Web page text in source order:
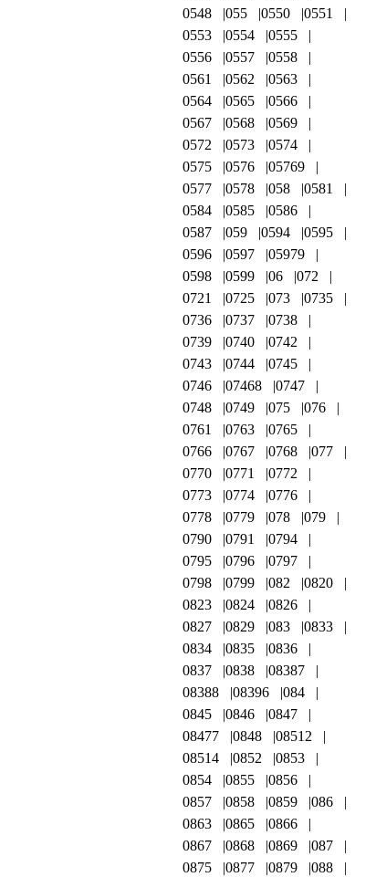
0548
055 0550
0551
0553
0554
0555
0556
0557
0558
0561
0562
0563
0564
0565
0566
0567
0568
0569
0572
0573
0574
0575
0576
05769
0577
0578 058
0581
0584
0585
0586
0587
059 0594
0595
0596
0597
05979
0598
0599 06
072
0721
0725 073
0735
0736
0737
0738
0739
0740
0742
0743
0744
0745
0746
07468
0747
0748
0749 075
076
0761
0763
0765
0766
0767 0768
077
0770
0771
0772
0773
0774
0776
0778
0779 078
079
0790
0791
0794
0795
0796
0797
0798
0799 082
0820
0823
0824
0826
0827
0829 083
0833
0834
0835
0836
0837
0838
08387
08388
08396
084
0845
0846
0847
08477
0848
08512
08514
0852
0853
0854
0855
0856
0857
0858 0859
086
0863
0865
0866
0867
0868 0869
087
0875
0877 0879
088